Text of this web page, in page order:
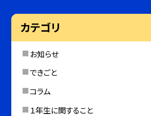
カテゴリ
お知らせ
できごと
コラム
１年生に関すること